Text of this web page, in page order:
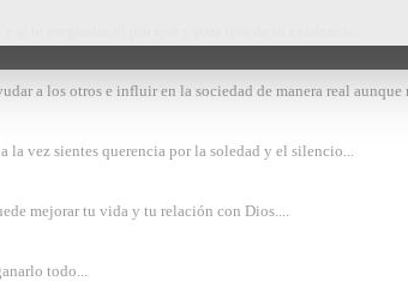
a los otros e influir en la sociedad de manera real aunque
la vez sientes querencia por la soledad y el silencio...
mejorar tu vida y tu relación con Dios....
todo...